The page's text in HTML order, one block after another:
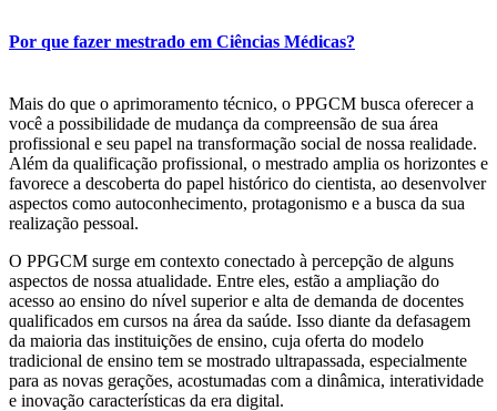
Por que fazer mestrado em Ciências Médicas?
Mais do que o aprimoramento técnico, o PPGCM busca oferecer a
você a possibilidade de mudança da compreensão de sua área
profissional e seu papel na transformação social de nossa realidade.
Além da qualificação profissional, o mestrado amplia os horizontes e
favorece a descoberta do papel histórico do cientista, ao desenvolver
aspectos como autoconhecimento, protagonismo e a busca da sua
realização pessoal.
O PPGCM surge em contexto conectado à percepção de alguns
aspectos de nossa atualidade. Entre eles, estão a ampliação do
acesso ao ensino do nível superior e alta de demanda de docentes
qualificados em cursos na área da saúde. Isso diante da defasagem
da maioria das instituições de ensino, cuja oferta do modelo
tradicional de ensino tem se mostrado ultrapassada, especialmente
para as novas gerações, acostumadas com a dinâmica, interatividade
e inovação características da era digital.